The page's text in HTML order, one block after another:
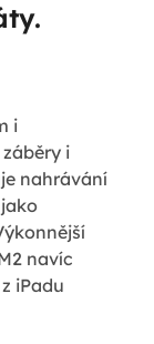
i
i
nahrávání
navíc
iPadu